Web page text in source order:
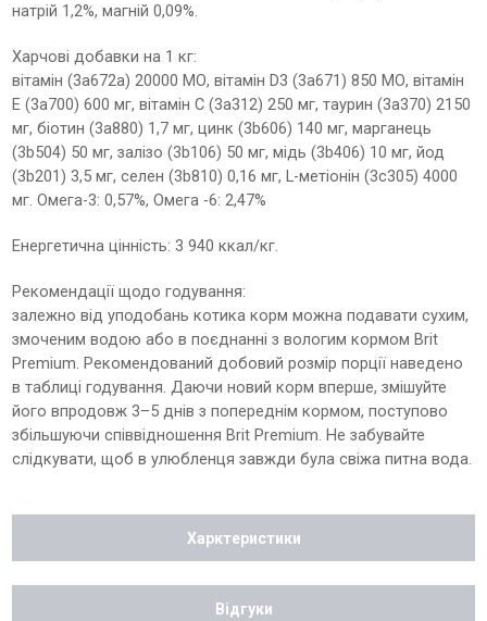
натрій 1,2%, магній 0,09%.
Харчові добавки на 1 кг:
вітамін (3a672a) 20000 МО, вітамін D3 (3a671) 850 МО, вітамін
E (3a700) 600 мг, вітамін C (3a312) 250 мг, таурин (3a370) 2150
мг, біотин (3a880) 1,7 мг, цинк (3b606) 140 мг, марганець
(3b504) 50 мг, залізо (3b106) 50 мг, мідь (3b406) 10 мг, йод
(3b201) 3,5 мг, селен (3b810) 0,16 мг, L-метіонін (3c305) 4000
мг. Омега-3: 0,57%, Омега -6: 2,47%
Енергетична цінність: 3 940 ккал/кг.
Рекомендації щодо годування:
залежно від уподобань котика корм можна подавати сухим,
змоченим водою або в поєднанні з вологим кормом Brit
Premium. Рекомендований добовий розмір порції наведено
в таблиці годування. Даючи новий корм вперше, змішуйте
його впродовж 3–5 днів з попереднім кормом, поступово
збільшуючи співвідношення Brit Premium. Не забувайте
слідкувати, щоб в улюбленця завжди була свіжа питна вода.
Харктеристики
Відгуки